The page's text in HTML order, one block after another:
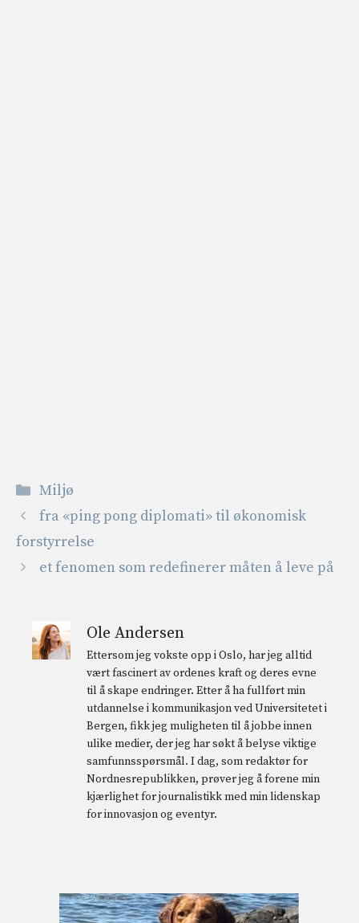
Kategorier
Miljø
fra «ping pong diplomati» til økonomisk
forstyrrelse
et fenomen som redefinerer måten å leve på
Ole Andersen
Ettersom jeg vokste opp i Oslo, har jeg alltid
vært fascinert av ordenes kraft og deres evne
til å skape endringer. Etter å ha fullført min
utdannelse i kommunikasjon ved Universitetet i
Bergen, fikk jeg muligheten til å jobbe innen
ulike medier, der jeg har søkt å belyse viktige
samfunnsspørsmål. I dag, som redaktør for
Nordnesrepublikken, prøver jeg å forene min
kjærlighet for journalistikk med min lidenskap
for innovasjon og eventyr.